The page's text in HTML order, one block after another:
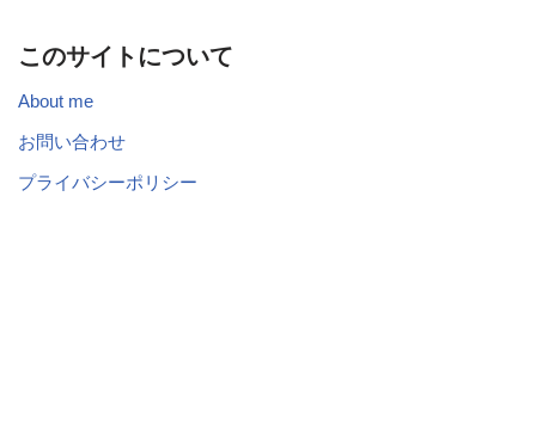
このサイトについて
About me
お問い合わせ
プライバシーポリシー